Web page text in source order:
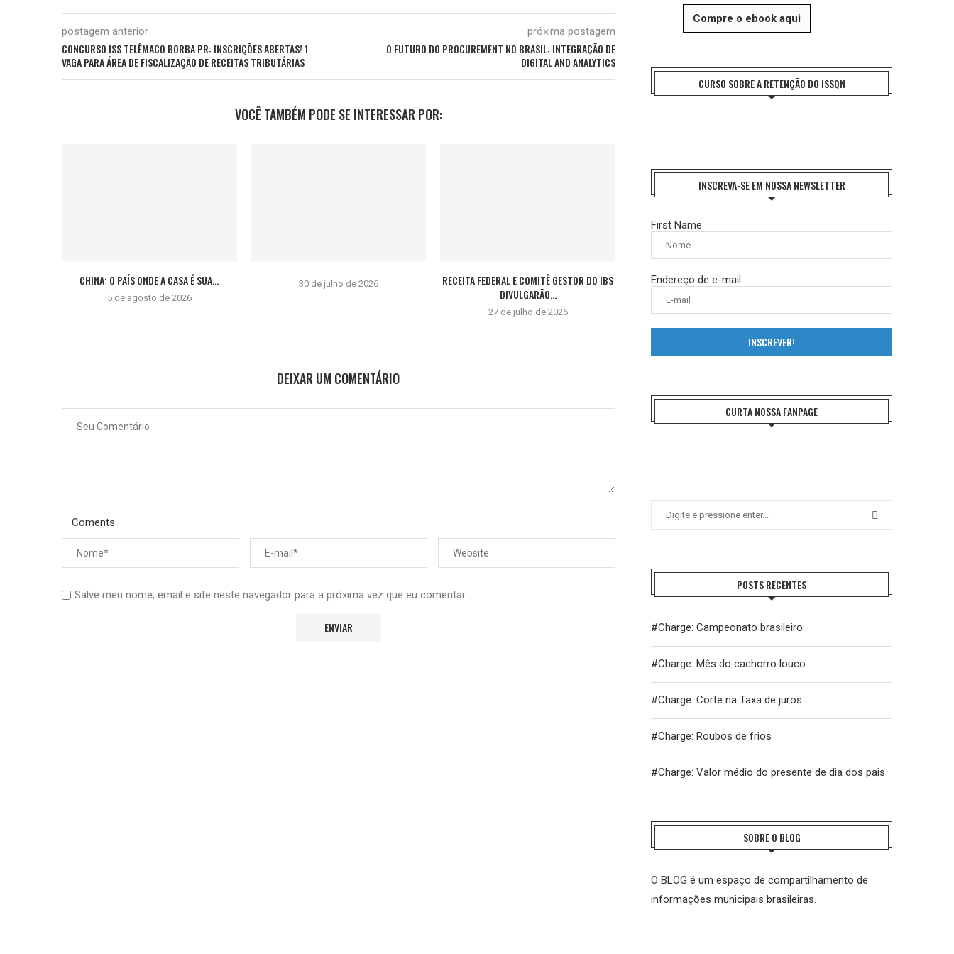
postagem anterior
CONCURSO ISS TELÊMACO BORBA PR: INSCRIÇÕES ABERTAS! 1
VAGA PARA ÁREA DE FISCALIZAÇÃO DE RECEITAS TRIBUTÁRIAS
próxima postagem
O FUTURO DO PROCUREMENT NO BRASIL: INTEGRAÇÃO DE
DIGITAL AND ANALYTICS
VOCÊ TAMBÉM PODE SE INTERESSAR POR:
CHINA: O PAÍS ONDE A CASA É SUA...
5 de agosto de 2026
30 de julho de 2026
RECEITA FEDERAL E COMITÊ GESTOR DO IBS
DIVULGARÃO...
27 de julho de 2026
DEIXAR UM COMENTÁRIO
Coments
Salve meu nome, email e site neste navegador para a próxima vez que eu comentar.
Compre o ebook aqui
CURSO SOBRE A RETENÇÃO DO ISSQN
INSCREVA-SE EM NOSSA NEWSLETTER
First Name
Endereço de e-mail
INSCREVER!
CURTA NOSSA FANPAGE
POSTS RECENTES
#Charge: Campeonato brasileiro
#Charge: Mês do cachorro louco
#Charge: Corte na Taxa de juros
#Charge: Roubos de frios
#Charge: Valor médio do presente de dia dos pais
SOBRE O BLOG
O BLOG é um espaço de compartilhamento de
informações municipais brasileiras.